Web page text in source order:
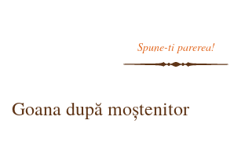
Spune-ti parerea!
Goana după moștenitor